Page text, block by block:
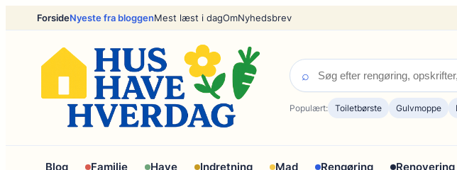
ForsideNyeste fra bloggenMest læst i dagOmNyhedsbrev
⌕
Populært: Toiletbørste Gulvmoppe
Blog Familie Have Indretning Mad Rengøring Renovering